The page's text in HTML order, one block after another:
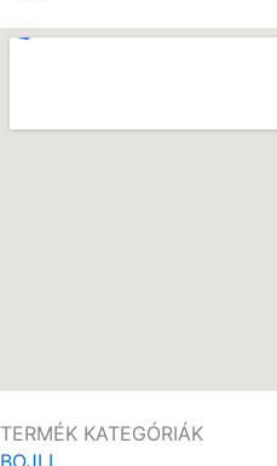
TERMÉK KATEGÓRIÁK